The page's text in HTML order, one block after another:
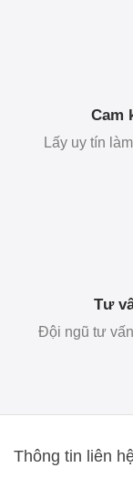
Cam
Lấy uy tín
Tư
Đội ngũ tư
Thông tin liên